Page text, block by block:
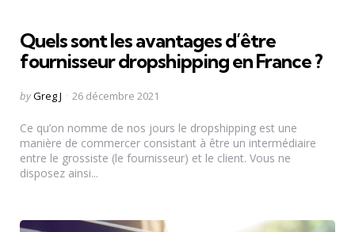
Quels sont les avantages d’être
fournisseur dropshipping en France ?
Posted
byGreg J 26 décembre 2021
Ce qu’on nomme de nos jours le dropshipping est une
manière de commercer consistant à être un intermédiaire
entre le grossiste (le fournisseur) et le client. Vous ne
disposez ainsi...